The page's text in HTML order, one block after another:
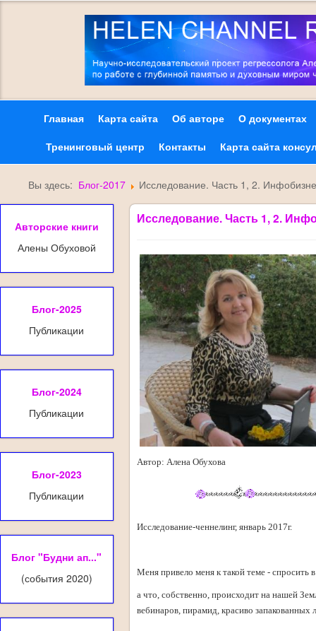
Главная Карта сайта Об авторе
О документах
Тренинговый центр
Контакты Карта сайта
Вы здесь: Блог-2017 Исследование. Часть 1, 2.
Авторские книги
Алены Обуховой
Блог-2025
Публикации
Блог-2024
Публикации
Блог-2023
Публикации
Блог "Будни ап..."
(события 2020)
Исследование. Часть 1, 2.
Автор: Алена Обухова
Исследование-ченнелинг, январь 2017г.
Меня привело меня к такой теме - спросить
а что, собственно, происходит на нашей
вебинаров, пирамид, красиво запакованных